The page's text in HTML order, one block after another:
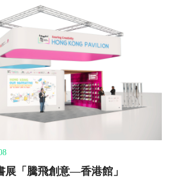
展「騰飛創意—香港館」